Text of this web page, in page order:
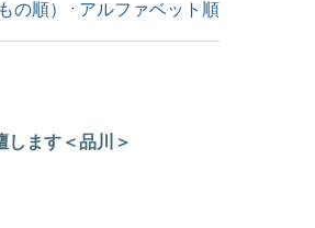
の順） · アルファベット順
ます＜品川＞